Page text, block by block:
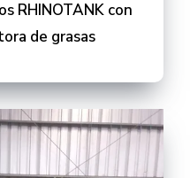
RHINOTANK con
de grasas